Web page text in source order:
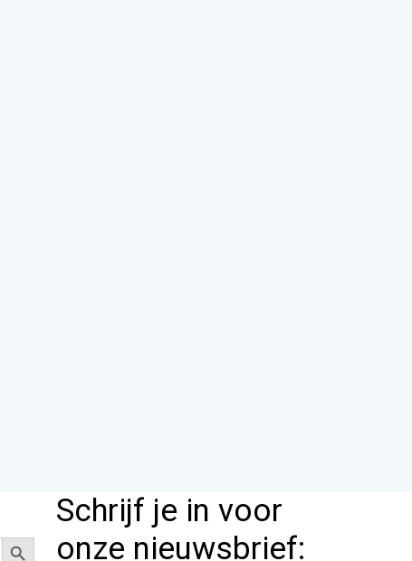
Zoekknop
Schrijf je in voor
onze nieuwsbrief: